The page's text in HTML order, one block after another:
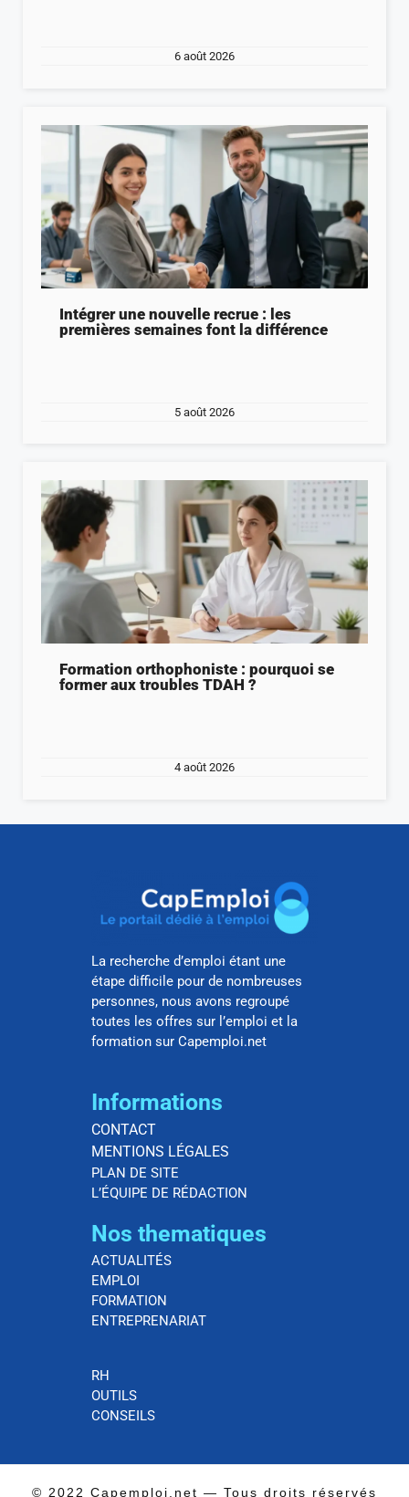
6 août 2026
Intégrer une nouvelle recrue : les
premières semaines font la différence
5 août 2026
Formation orthophoniste : pourquoi se
former aux troubles TDAH ?
4 août 2026
La recherche d’emploi étant une
étape difficile pour de nombreuses
personnes, nous avons regroupé
toutes les offres sur l’emploi et la
formation sur Capemploi.net
Informations
CONTACT
MENTIONS LÉGALES
PLAN DE SITE
L’ÉQUIPE DE RÉDACTION
Nos thematiques
ACTUALITÉS
EMPLOI
FORMATION
ENTREPRENARIAT
RH
OUTILS
CONSEILS
© 2022 Capemploi.net — Tous droits réservés